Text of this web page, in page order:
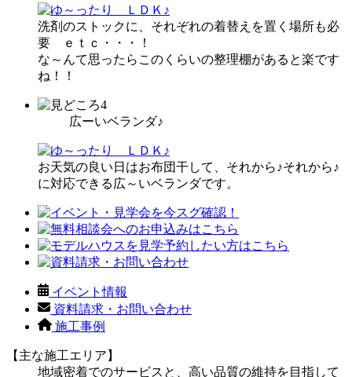
洗剤のストックに、それぞれの着替えを置く場所も必
要 ｅｔｃ・・・！
な～んて思ったらこのくらいの整理棚があると楽です
ね！！
広ーいベランダ♪
お天気の良い日はお布団干して、それから♪それから♪
に対応できる広～いベランダです。
イベント情報
資料請求・お問い合わせ
施工事例
【主な施工エリア】
地域密着でのサービスと、高い品質の維持を目指して